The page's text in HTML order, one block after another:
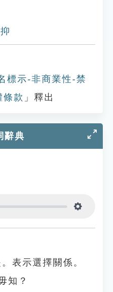
標示-非商業性-禁
款 」釋出
辭典
表示選擇關係。
知？